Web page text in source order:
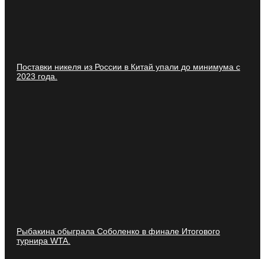
Поставки никеля из России в Китай упали до минимума с
2023 года.
Рыбакина обыграла Соболенко в финале Итогового
турнира WTA.